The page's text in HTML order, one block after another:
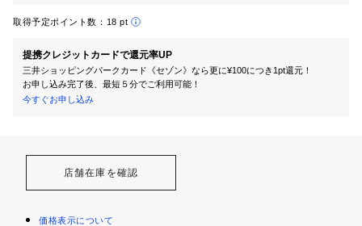
取得予定ポイント数： 18 pt
提携クレジットカードで還元率UP
三井ショッピングパークカード《セゾン》なら更に¥100につき1pt還元！
お申し込み完了後、最短５分でご利用可能！
今すぐお申し込み
店舗在庫を確認
価格表示について